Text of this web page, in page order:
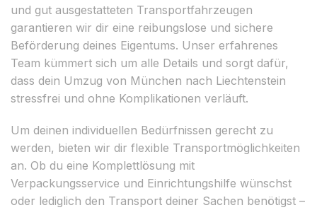
und gut ausgestatteten Transportfahrzeugen
garantieren wir dir eine reibungslose und sichere
Beförderung deines Eigentums. Unser erfahrenes
Team kümmert sich um alle Details und sorgt dafür,
dass dein Umzug von München nach Liechtenstein
stressfrei und ohne Komplikationen verläuft.
Um deinen individuellen Bedürfnissen gerecht zu
werden, bieten wir dir flexible Transportmöglichkeiten
an. Ob du eine Komplettlösung mit
Verpackungsservice und Einrichtungshilfe wünschst
oder lediglich den Transport deiner Sachen benötigst –